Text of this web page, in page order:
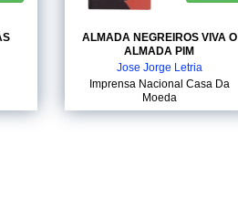
ALMADA NEGREIROS VIVA O
ALMADA PIM
Jose Jorge Letria
Imprensa Nacional Casa Da
Moeda